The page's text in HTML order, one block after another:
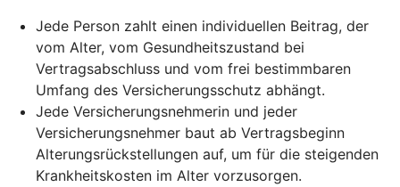
Jede Person zahlt einen individuellen Beitrag, der
vom Alter, vom Gesundheitszustand bei
Vertragsabschluss und vom frei bestimmbaren
Umfang des Versicherungsschutz abhängt.
Jede Versicherungsnehmerin und jeder
Versicherungsnehmer baut ab Vertragsbeginn
Alterungsrückstellungen auf, um für die steigenden
Krankheitskosten im Alter vorzusorgen.